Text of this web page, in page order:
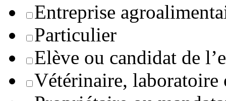
Entreprise
Particulier
Elève ou candidat de
Vétérinaire, laboratoire